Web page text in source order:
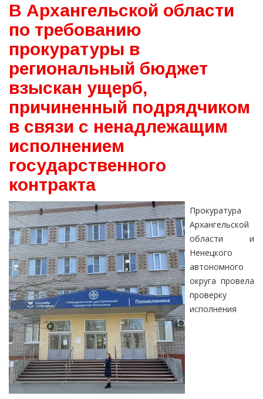
В Архангельской области
по требованию
прокуратуры в
региональный бюджет
взыскан ущерб,
причиненный подрядчиком
в связи с ненадлежащим
исполнением
государственного
контракта
Прокуратура
Архангельской
области и
Ненецкого
автономного
округа провела
проверку
исполнения